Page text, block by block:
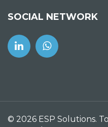
SOCIAL NETWORK
© 2026 ESP Solutions.